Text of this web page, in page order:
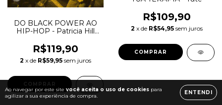
Ao navegar por este site você aceita o uso de cookies para
agilizar a sua experiência de compra.
ENTENDI
DO BLACK POWER AO
HIP-HOP - Patricia Hill
R$119,90
2 x de R$59,95 sem juros
R$109,90
2 x de R$54,95 sem juros